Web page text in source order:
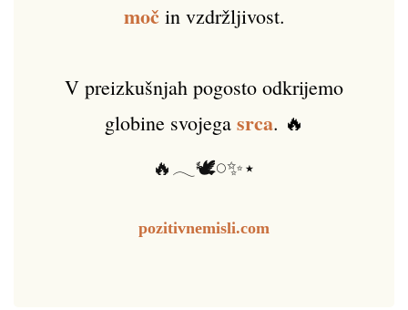
močin vzdržljivost.
V preizkušnjah pogosto odkrijemo
globine svojega srca. 🔥
🔥𓂃🕊️𓏸✨⋆
pozitivnemisli.com